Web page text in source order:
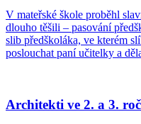
V mateřské škole proběhl
dlouho těšili – pasování
slib předškoláka, ve kterém
poslouchat paní učitelky a
Architekti ve 2. a 3.